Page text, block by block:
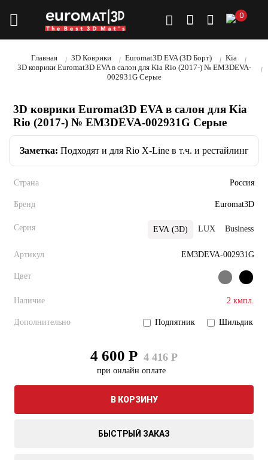
0
Главная 3D Коврики Euromat3D EVA (3D Борт)
Kia
3D коврики Euromat3D EVA в салон для Kia Rio (2017-) № EM3DEVA-
002931G Серые
3D коврики Euromat3D EVA в салон для Kia
Rio (2017-) № EM3DEVA-002931G Серые
Заметка: Подходят и для Rio X-Line в т.ч. и рестайлинг
Страна Россия
Бренд Euromat3D
Серия EVA (3D) LUX Business
Артикул EM3DEVA-002931G
Цвет
Наличие 2 кмпл.
Дополнительно Подпятник Шильдик
4 600 Р 4 416 Р
при онлайн оплате
В КОРЗИНУ
БЫСТРЫЙ ЗАКАЗ